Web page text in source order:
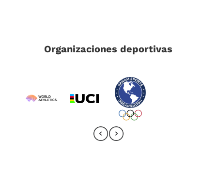
Organizaciones deportivas